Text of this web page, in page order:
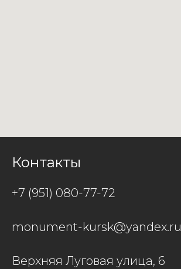
Контакты
+7 (951) 080-77-72
monument-kursk@yandex.ru
Верхняя Луговая улица, 6